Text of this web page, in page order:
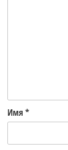
Имя *